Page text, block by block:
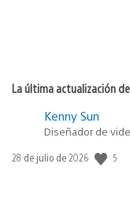
La última actualización
Kenny Sun
Diseñador de
Fecha
28 de julio de 2026 5